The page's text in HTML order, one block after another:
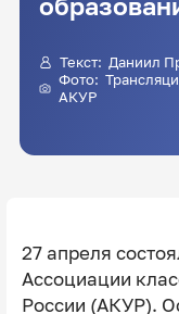
Текст: Даниил
Фото: Трансляция МГУ имени М.В. Ломоносова, Архив
АКУР
27 апреля
Ассоциации
России (АКУР).